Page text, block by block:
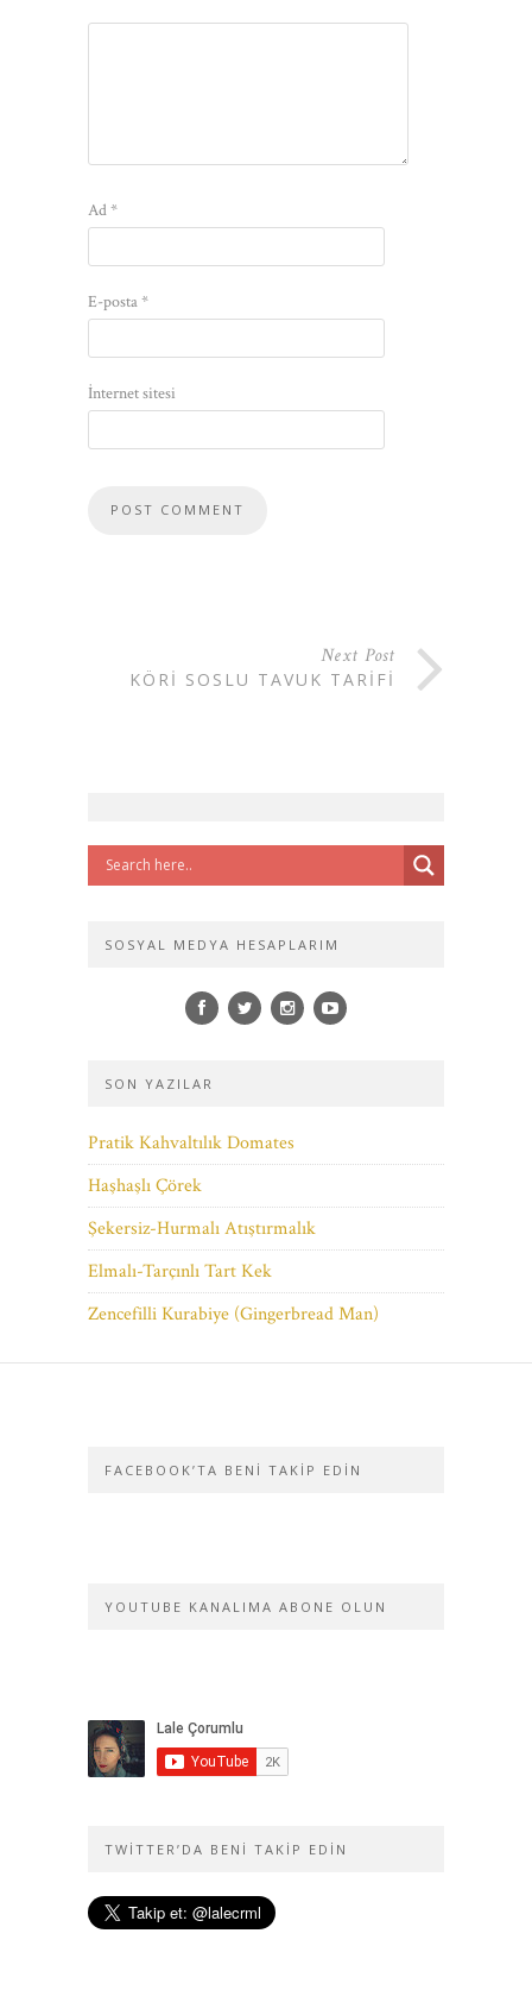
Ad*
E-posta*
İnternet sitesi
Next Post
KÖRI SOSLU TAVUK TARIFI
SOSYAL MEDYA HESAPLARIM
SON YAZILAR
Pratik Kahvaltılık Domates
Haşhaşlı Çörek
Şekersiz-Hurmalı Atıştırmalık
Elmalı-Tarçınlı Tart Kek
Zencefilli Kurabiye (Gingerbread Man)
FACEBOOK’TA BENI TAKIP EDIN
YOUTUBE KANALIMA ABONE OLUN
TWITTER’DA BENI TAKIP EDIN